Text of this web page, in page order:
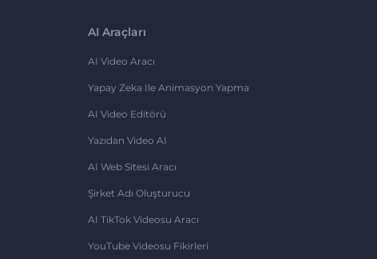
AI Araçları
AI Video Aracı
Yapay Zeka Ile Animasyon Yapma
AI Video Editörü
Yazıdan Video AI
AI Web Sitesi Aracı
Şirket Adı Oluşturucu
AI TikTok Videosu Aracı
YouTube Videosu Fikirleri